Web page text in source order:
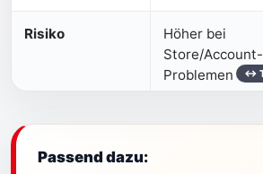
Risiko
Höher bei
Store/Account-
Problemen
Passend dazu: